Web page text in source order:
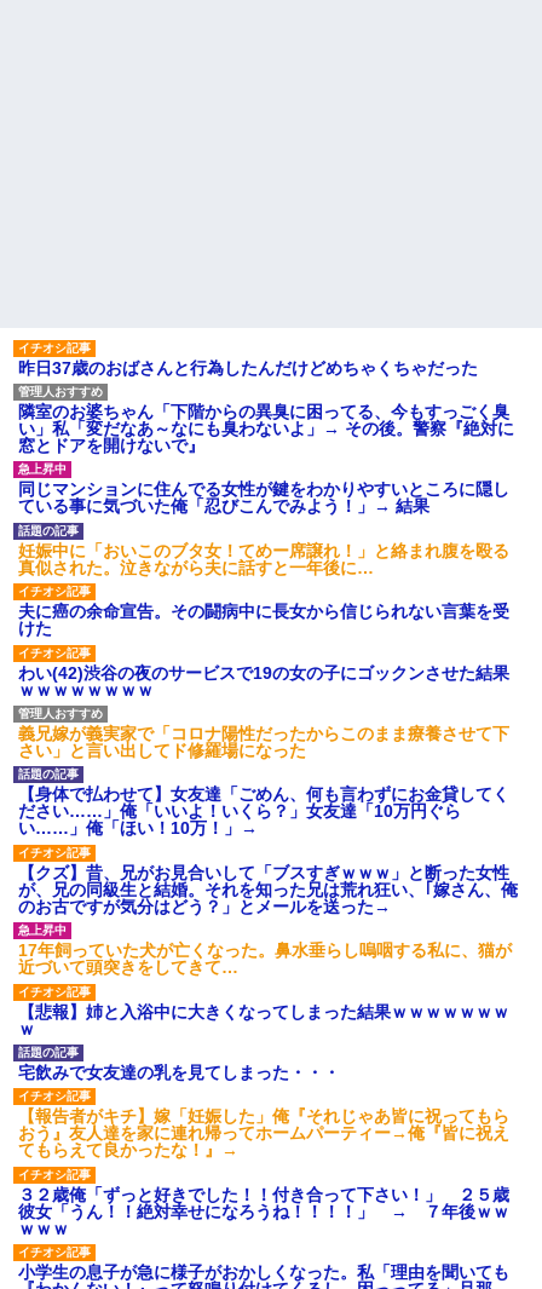
w w w w w
1/2義弟娘「ママのアソコには
黒い絵があるんだよ！洗っても
落ちないんだよ！」あー…だか
らいつも肌を隠してるのね。こ
んな田舎で刺青バレたら面倒...
ハードオフに売っていた4万
4000円のフィギュアがヤバすぎ
るｗｗｗｗｗｗ「こんな高い
の？ｗｗ」「逆に超安い」
私「ちょっと、人の家の金庫
触らないでよ！」キチママ『そ
こに金庫があったから、開けて
みようとしただけ☆』義兄「泥
は出てけ！二度と来るな！」結
果・・・
私「初めて飲む味だけどなん
のお茶？」彼「ちっ！」私「」
【GIF】JSのカンチョーワロ
タ
後続車にクラクションを鳴ら
され彼氏が逆切れ。「何クラク
ション鳴らしてんだ！降りてこ
いよ！」と怒鳴りだし...
【衝撃】報酬100万円超の治験
募集がこちらｗｗｗｗｗ(※画像
あり)
【ネット騒然】惨殺されたタ
ワマン頂き女子のこの動画、す
げえええええｗｗｗｗｗｗｗｗ
ｗｗｗ
【愕然】白のクラウン俺氏、
高速道路左車線を制限速度で走
った結果wwwwwwwwwwww
百年の恋12-899 食べた量を
張り合ってくる
【悲報】佐藤輝明・・・２軍
でも盛大にやらかす←あまり悲
しませないでくれ
して「あそぼー」と家に上がり
田舎では普通のことだったので
ママ友に怒鳴られ仰天
評してたトメ。命名式に娘を抱
っこして「バランスが取りにく
い字ねぇ～あたち自分の名前だ
主な税金の成り立ちを調べて
みたよ
昨日37歳のおばさんと行為したんだけどめちゃくちゃだった
隣室のお婆ちゃん「下階からの異臭に困ってる、今もすっごく臭
い」私「変だなあ～なにも臭わないよ」→ その後。警察『絶対に
窓とドアを開けないで』
同じマンションに住んでる女性が鍵をわかりやすいところに隠し
ている事に気づいた俺「忍びこんでみよう！」→ 結果
妊娠中に「おいこのブタ女！てめー席譲れ！」と絡まれ腹を殴る
真似された。泣きながら夫に話すと一年後に…
夫に癌の余命宣告。その闘病中に長女から信じられない言葉を受
けた
わい(42)渋谷の夜のサービスで19の女の子にゴックンさせた結果
ｗｗｗｗｗｗｗｗ
義兄嫁が義実家で「コロナ陽性だったからこのまま療養させて下
さい」と言い出してド修羅場になった
【身体で払わせて】女友達「ごめん、何も言わずにお金貸してく
ださい……」俺「いいよ！いくら？」女友達「10万円ぐら
い……」俺「ほい！10万！」→
【クズ】昔、兄がお見合いして「ブスすぎｗｗｗ」と断った女性
が、兄の同級生と結婚。それを知った兄は荒れ狂い、｢嫁さん、俺
のお古ですが気分はどう？」とメールを送った→
17年飼っていた犬が亡くなった。鼻水垂らし嗚咽する私に、猫が
近づいて頭突きをしてきて…
【悲報】姉と入浴中に大きくなってしまった結果ｗｗｗｗｗｗｗ
ｗ
宅飲みで女友達の乳を見てしまった・・・
【報告者がキチ】嫁「妊娠した」俺『それじゃあ皆に祝ってもら
おう』友人達を家に連れ帰ってホームパーティー→俺『皆に祝え
てもらえて良かったな！』→
３２歳俺「ずっと好きでした！！付き合って下さい！」 ２５歳
彼女「うん！！絶対幸せになろうね！！！！」 → ７年後ｗｗ
ｗｗｗ
小学生の息子が急に様子がおかしくなった。私「理由を聞いても